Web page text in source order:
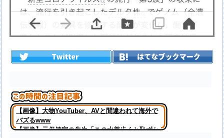
【画像】大物YouTuber、AVと間違われて海外で
バズるwww
【画像】元保健室の先生「この水着歩くと恥ずか